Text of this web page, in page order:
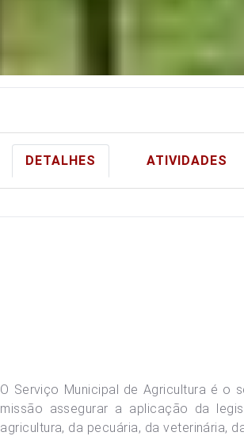
DETALHES ATIVIDADES
O Serviço Municipal de Agricultura é o
missão assegurar a aplicação da
agricultura, da pecuária, da veterinária,